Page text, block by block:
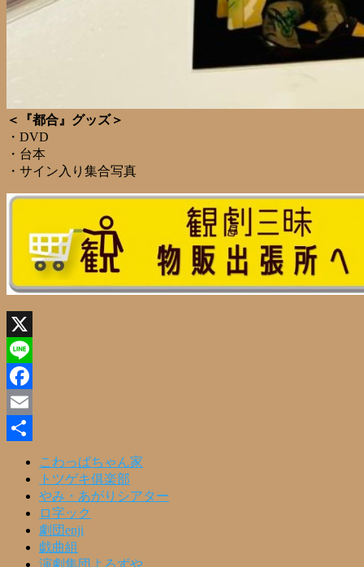
＜『都合』グッズ＞
・DVD
・台本
・サイン入り集合写真
X
Line
Facebook
Email
こわっぱちゃん家
トツゲキ俱楽部
やみ・あがりシアター
ロ字ック
劇団enji
戯曲組